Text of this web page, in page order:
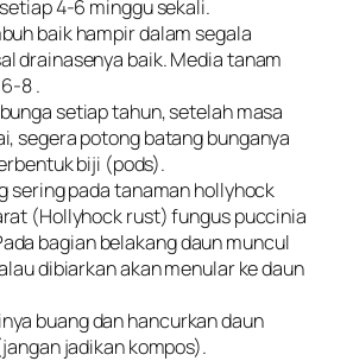
4-6 minggu sekali.
baik hampir dalam segala
drainasenya baik. Media tanam
8 .
setiap tahun, setelah masa
segera potong batang bunganya
biji (pods).
sering pada tanaman hollyhock
(Hollyhock rust) funguspuccinia
bagian belakang daun muncul
dibiarkan akan menular ke daun
buang dan hancurkan daun
jadikan kompos).